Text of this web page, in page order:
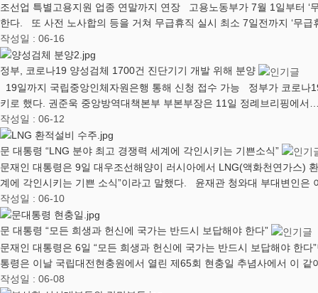
조선업 특별고용지원 업종 연말까지 연장 고용노동부가 7월 1일부터 ‘
한다. 또 사전 노사합의 등을 거쳐 무급휴직 실시 최소 7일전까지 ‘무급
작성일 : 06-16
정부, 코로나19 양성검체 1700건 진단기기 개발 위해 분양
19일까지 국립중앙인체자원은행 통해 신청 접수 가능 정부가 코로나
키로 했다. 권준욱 중앙방역대책본부 부본부장은 11일 정례브리핑에서
작성일 : 06-12
문 대통령 “LNG 분야 최고 경쟁력 세계에 각인시키는 기쁜소식”
문재인 대통령은 9일 대우조선해양이 러시아에서 LNG(액화천연가스)
계에 각인시키는 기쁜 소식”이라고 말했다. 윤재관 청와대 부대변인은
작성일 : 06-10
문 대통령 “모든 희생과 헌신에 국가는 반드시 보답해야 한다”
문재인 대통령은 6일 “모든 희생과 헌신에 국가는 반드시 보답해야 한
통령은 이날 국립대전현충원에서 열린 제65회 현충일 추념사에서 이
작성일 : 06-08